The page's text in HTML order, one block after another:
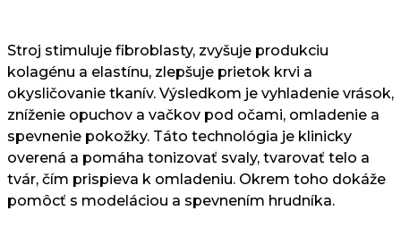
Stroj stimuluje fibroblasty, zvyšuje produkciu
kolagénu a elastínu, zlepšuje prietok krvi a
okysličovanie tkanív. Výsledkom je vyhladenie vrások,
zníženie opuchov a vačkov pod očami, omladenie a
spevnenie pokožky. Táto technológia je klinicky
overená a pomáha tonizovať svaly, tvarovať telo a
tvár, čím prispieva k omladeniu. Okrem toho dokáže
pomôcť s modeláciou a spevnením hrudníka.